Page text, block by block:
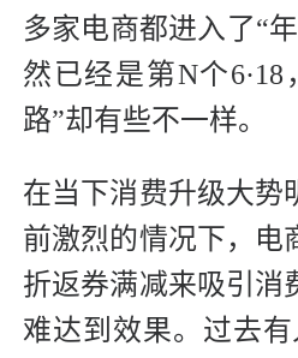
多家电商都进入了“
然已经是第N个
路”却有些不一样。
在当下消费升级大势
前激烈的情况下，电
折返券满减来吸引消
难达到效果。过去